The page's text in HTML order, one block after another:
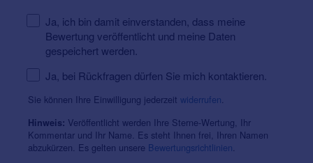
Ja, ich bin damit einverstanden, dass meine
Bewertung veröffentlicht und meine Daten
gespeichert werden.
Ja, bei Rückfragen dürfen Sie mich kontaktieren.
Sie können Ihre Einwilligung jederzeit widerrufen.
Hinweis: Veröffentlicht werden Ihre Sterne-Wertung, Ihr
Kommentar und Ihr Name. Es steht Ihnen frei, Ihren Namen
abzukürzen. Es gelten unsere Bewertungsrichtlinien.